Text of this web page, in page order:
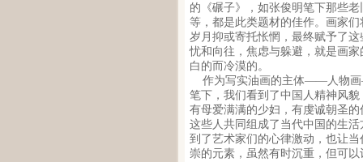
的《碾子》，如张俊明笔下那些
等，都是此类题材的佳作。画家
岁月抑或寄托怅惘，最终赋予了
忧和向往，焦虑与躲避，就是画
白的而冷漠的。
作为写实油画的主体——人物画
笔下，我们看到了中国人精神风
有母爱满满的少妇，有虔诚朝圣
这些人共同组成了当代中国的生
到了艺术家们的心律激动，也让
崇的元素，虽然有时沉重，但可